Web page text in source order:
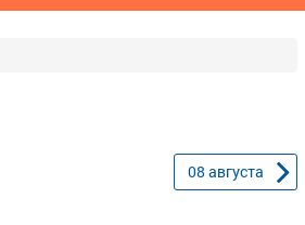
08 августа